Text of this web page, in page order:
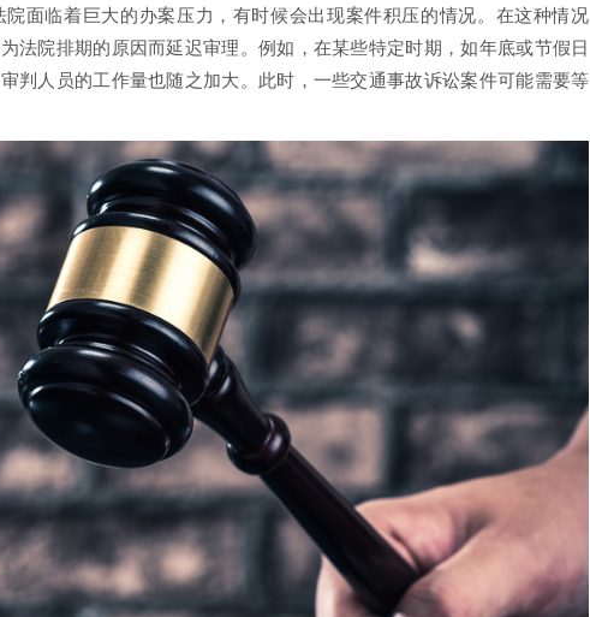
面临着巨大的办案压力，有时候会出现案件积压的情况。在这种情况
法院排期的原因而延迟审理。例如，在某些特定时期，如年底或节假日
判人员的工作量也随之加大。此时，一些交通事故诉讼案件可能需要等